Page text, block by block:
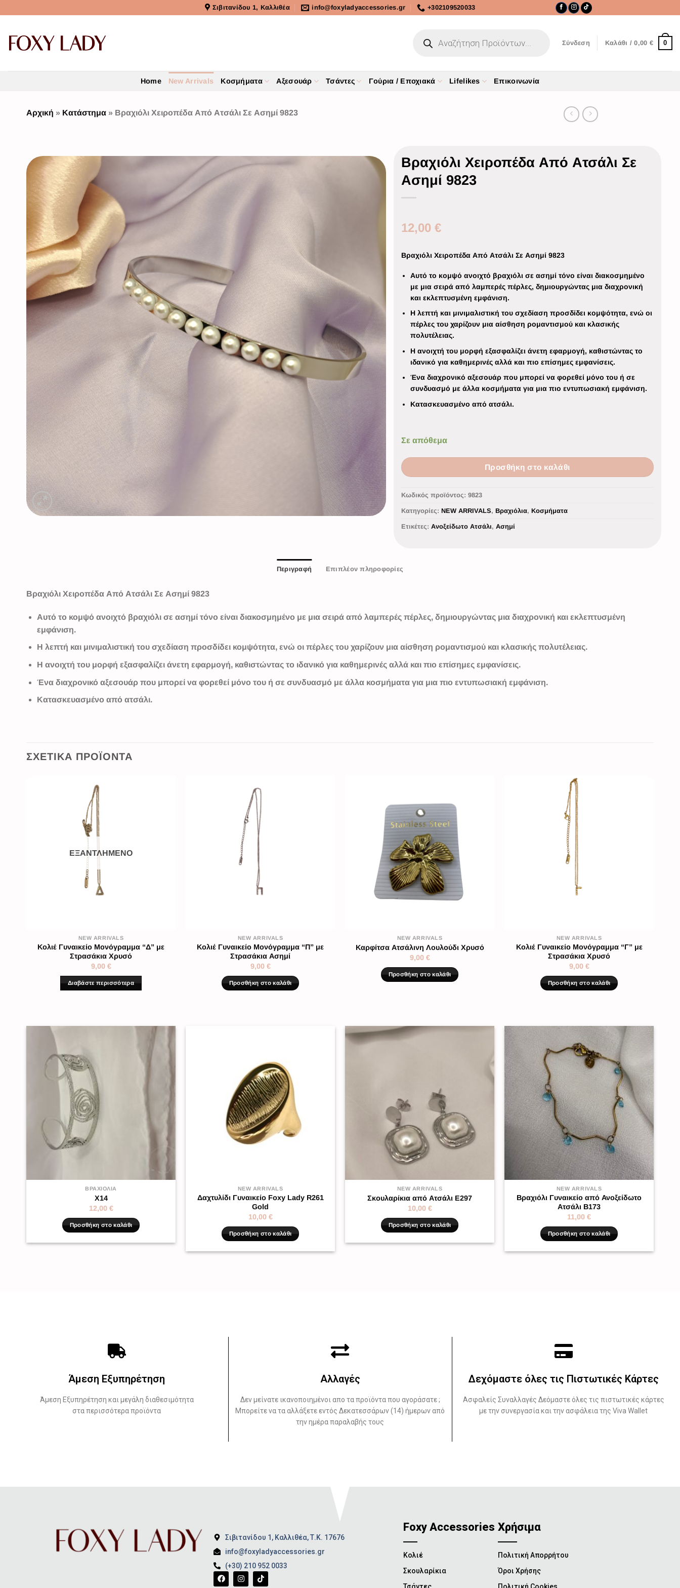
Σιβιτανίδου 1, Καλλιθέα info@foxyladyaccessories.gr +302109520033
Σύνδεση Καλάθι /0,00 € 0
Home New Arrivals Κοσμήματα Αξεσουάρ Τσάντες Γούρια / Εποχιακά Lifelikes Επικοινωνία
Αρχική » Κατάστημα » Βραχιόλι Χειροπέδα Από Ατσάλι Σε Ασημί 9823
Βραχιόλι Χειροπέδα Από Ατσάλι Σε
Ασημί 9823
12,00 €
Βραχιόλι Χειροπέδα Από Ατσάλι Σε Ασημί 9823
Αυτό το κομψό ανοιχτό βραχιόλι σε ασημί τόνο είναι διακοσμημένο
με μια σειρά από λαμπερές πέρλες, δημιουργώντας μια διαχρονική
και εκλεπτυσμένη εμφάνιση.
Η λεπτή και μινιμαλιστική του σχεδίαση προσδίδει κομψότητα, ενώ οι
πέρλες του χαρίζουν μια αίσθηση ρομαντισμού και κλασικής
πολυτέλειας.
Η ανοιχτή του μορφή εξασφαλίζει άνετη εφαρμογή, καθιστώντας το
ιδανικό για καθημερινές αλλά και πιο επίσημες εμφανίσεις.
Ένα διαχρονικό αξεσουάρ που μπορεί να φορεθεί μόνο του ή σε
συνδυασμό με άλλα κοσμήματα για μια πιο εντυπωσιακή εμφάνιση.
Κατασκευασμένο από ατσάλι.
Σε απόθεμα
Προσθήκη στο καλάθι
Κωδικός προϊόντος: 9823
Κατηγορίες: NEW ARRIVALS, Βραχιόλια, Κοσμήματα
Ετικέτες: Ανοξείδωτο Ατσάλι, Ασημί
Περιγραφή Επιπλέον πληροφορίες
Βραχιόλι Χειροπέδα Από Ατσάλι Σε Ασημί 9823
Αυτό το κομψό ανοιχτό βραχιόλι σε ασημί τόνο είναι διακοσμημένο με μια σειρά από λαμπερές πέρλες, δημιουργώντας μια διαχρονική και εκλεπτυσμένη
εμφάνιση.
Η λεπτή και μινιμαλιστική του σχεδίαση προσδίδει κομψότητα, ενώ οι πέρλες του χαρίζουν μια αίσθηση ρομαντισμού και κλασικής πολυτέλειας.
Η ανοιχτή του μορφή εξασφαλίζει άνετη εφαρμογή, καθιστώντας το ιδανικό για καθημερινές αλλά και πιο επίσημες εμφανίσεις.
Ένα διαχρονικό αξεσουάρ που μπορεί να φορεθεί μόνο του ή σε συνδυασμό με άλλα κοσμήματα για μια πιο εντυπωσιακή εμφάνιση.
Κατασκευασμένο από ατσάλι.
ΣΧΕΤΙΚΆ ΠΡΟΪΌΝΤΑ
ΕΞΑΝΤΛΗΜΈΝΟ
NEW ARRIVALS
Κολιέ Γυναικείο Μονόγραμμα “Δ” με
Στρασάκια Χρυσό
9,00 €
Διαβάστε περισσότερα
NEW ARRIVALS
Κολιέ Γυναικείο Μονόγραμμα “Π” με
Στρασάκια Ασημί
9,00 €
Προσθήκη στο καλάθι
NEW ARRIVALS
Καρφίτσα Ατσάλινη Λουλούδι Χρυσό
9,00 €
Προσθήκη στο καλάθι
NEW ARRIVALS
Κολιέ Γυναικείο Μονόγραμμα “Γ” με
Στρασάκια Χρυσό
9,00 €
Προσθήκη στο καλάθι
ΒΡΑΧΙΌΛΙΑ
X14
12,00 €
Προσθήκη στο καλάθι
NEW ARRIVALS
Δαχτυλίδι Γυναικείο Foxy Lady R261
Gold
10,00 €
Προσθήκη στο καλάθι
NEW ARRIVALS
Σκουλαρίκια από Ατσάλι Ε297
10,00 €
Προσθήκη στο καλάθι
NEW ARRIVALS
Βραχιόλι Γυναικείο από Ανοξείδωτο
Ατσάλι Β173
11,00 €
Προσθήκη στο καλάθι
Άμεση Εξυπηρέτηση
Άμεση Εξυπηρέτηση και μεγάλη διαθεσιμότητα
στα περισσότερα προϊόντα
Αλλαγές
Δεν μείνατε ικανοποιημένοι απο τα προϊόντα που αγοράσατε ;
Μπορείτε να τα αλλάξετε εντός Δεκατεσσάρων (14) ήμερων από
την ημέρα παραλαβής τους
Δεχόμαστε όλες τις Πιστωτικές Κάρτες
Ασφαλείς Συναλλαγές Δεόμαστε όλες τις πιστωτικές κάρτες
με την συνεργασία και την ασφάλεια της Viva Wallet
Σιβιτανίδου 1, Καλλιθέα, Τ.Κ. 17676
info@foxyladyaccessories.gr
(+30) 210 952 0033
Foxy Accessories
Κολιέ
Σκουλαρίκια
Χρήσιμα
Πολιτική Απορρήτου
Όροι Χρήσης